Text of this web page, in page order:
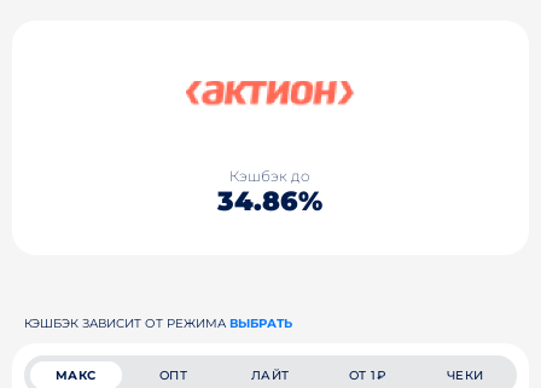
Кэшбэк до
34.86%
КЭШБЭК ЗАВИСИТ ОТ РЕЖИМА ВЫБРАТЬ
МАКС ОПТ ЛАЙТ ОТ 1₽ ЧЕКИ